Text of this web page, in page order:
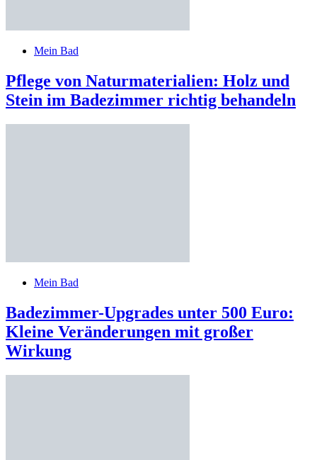
Mein Bad
Pflege von Naturmaterialien: Holz und
Stein im Badezimmer richtig behandeln
Mein Bad
Badezimmer-Upgrades unter 500 Euro:
Kleine Veränderungen mit großer
Wirkung